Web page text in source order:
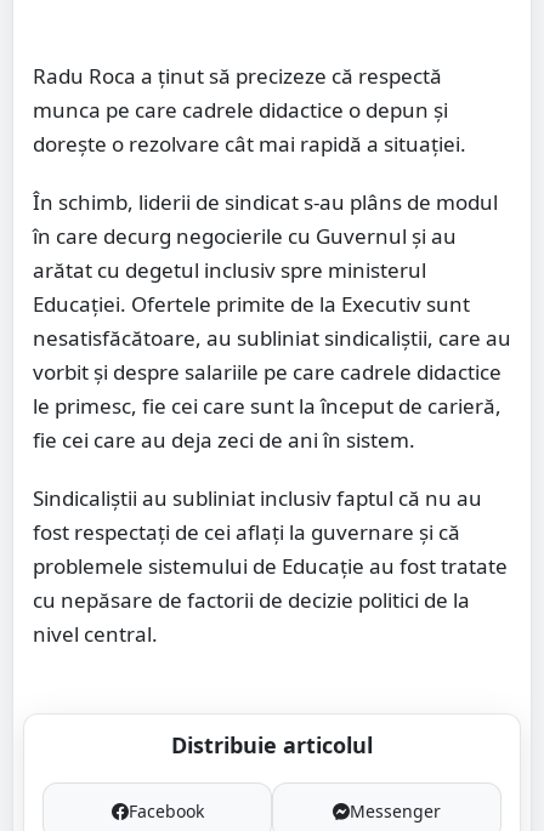
Radu Roca a ținut să precizeze că respectă
munca pe care cadrele didactice o depun și
dorește o rezolvare cât mai rapidă a situației.
În schimb, liderii de sindicat s-au plâns de modul
în care decurg negocierile cu Guvernul și au
arătat cu degetul inclusiv spre ministerul
Educației. Ofertele primite de la Executiv sunt
nesatisfăcătoare, au subliniat sindicaliștii, care au
vorbit și despre salariile pe care cadrele didactice
le primesc, fie cei care sunt la început de carieră,
fie cei care au deja zeci de ani în sistem.
Sindicaliștii au subliniat inclusiv faptul că nu au
fost respectați de cei aflați la guvernare și că
problemele sistemului de Educație au fost tratate
cu nepăsare de factorii de decizie politici de la
nivel central.
Distribuie articolul
Facebook Messenger